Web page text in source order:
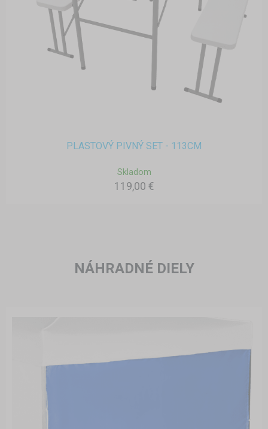
PLASTOVÝ PIVNÝ SET - 113CM
Skladom
119,00 €
NÁHRADNÉ DIELY